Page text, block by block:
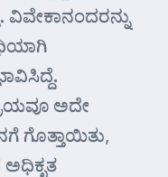
ವಿವೇಕಾನಂದರನ್ನು
ಅದೇ
ಗೊತ್ತಾಯಿತು,